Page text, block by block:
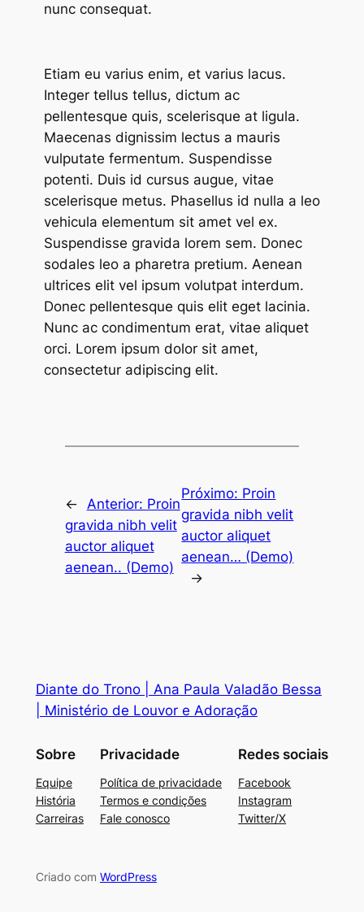
nunc consequat.
Etiam eu varius enim, et varius lacus.
Integer tellus tellus, dictum ac
pellentesque quis, scelerisque at ligula.
Maecenas dignissim lectus a mauris
vulputate fermentum. Suspendisse
potenti. Duis id cursus augue, vitae
scelerisque metus. Phasellus id nulla a leo
vehicula elementum sit amet vel ex.
Suspendisse gravida lorem sem. Donec
sodales leo a pharetra pretium. Aenean
ultrices elit vel ipsum volutpat interdum.
Donec pellentesque quis elit eget lacinia.
Nunc ac condimentum erat, vitae aliquet
orci. Lorem ipsum dolor sit amet,
consectetur adipiscing elit.
← Anterior: Proin
gravida nibh velit
auctor aliquet
aenean.. (Demo)
Próximo: Proin
gravida nibh velit
auctor aliquet
aenean… (Demo)
→
Diante do Trono | Ana Paula Valadão Bessa
| Ministério de Louvor e Adoração
Sobre
Equipe
História
Carreiras
Privacidade
Política de privacidade
Termos e condições
Fale conosco
Redes sociais
Facebook
Instagram
Twitter/X
Criado com WordPress